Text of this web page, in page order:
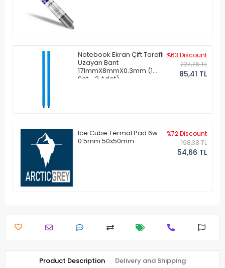
Notebook Ekran Çift Taraflı
Uzayan Bant
171mmX8mmX0.3mm (1
Set - 2 Adet)
%63 Discount
227,76 TL
85,41 TL
Ice Cube Termal Pad 6w
0.5mm 50x50mm
%72 Discount
198,38 TL
54,66 TL
Product Description Delivery and Shipping